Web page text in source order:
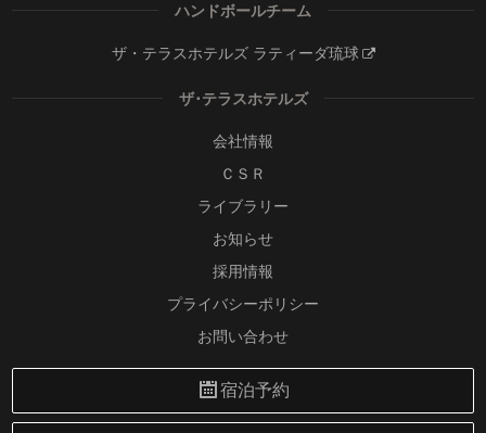
ハンドボールチーム
ザ・テラスホテルズ ラティーダ琉球
ザ･テラスホテルズ
会社情報
ＣＳＲ
ライブラリー
お知らせ
採用情報
プライバシーポリシー
お問い合わせ
宿泊予約